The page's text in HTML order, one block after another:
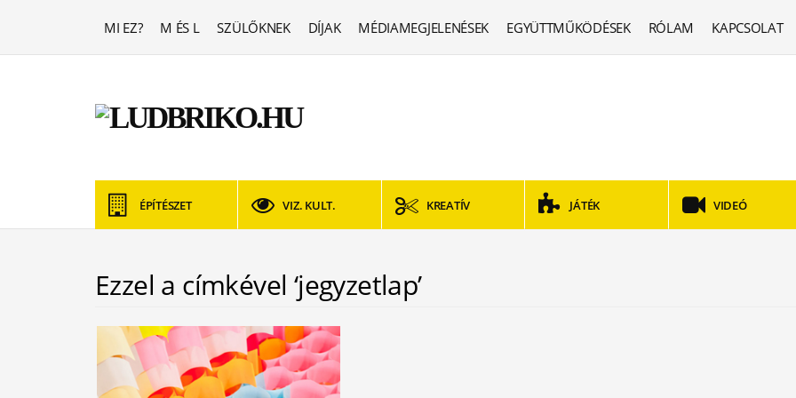
MI EZ? M ÉS L SZÜLŐKNEK DÍJAK MÉDIAMEGJELENÉSEK EGYÜTTMŰKÖDÉSEK RÓLAM KAPCSOLAT
ÉPÍTÉSZET VIZ. KULT. KREATÍV JÁTÉK VIDEÓ
Ezzel a címkével ‘jegyzetlap’